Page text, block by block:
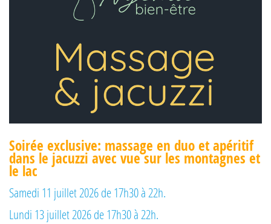
Soirée exclusive: massage en duo et apéritif
dans le jacuzzi avec vue sur les montagnes et
le lac
Samedi 11 juillet 2026 de 17h30 à 22h.
Lundi 13 juillet 2026 de 17h30 à 22h.